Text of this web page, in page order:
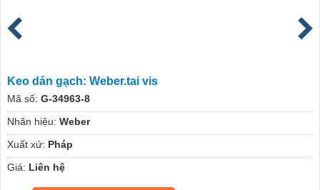
Keo dán gạch: Weber.tai vis
Mã số: G-34963-8
Nhãn hiệu: Weber
Xuất xứ: Pháp
Giá: Liên hệ